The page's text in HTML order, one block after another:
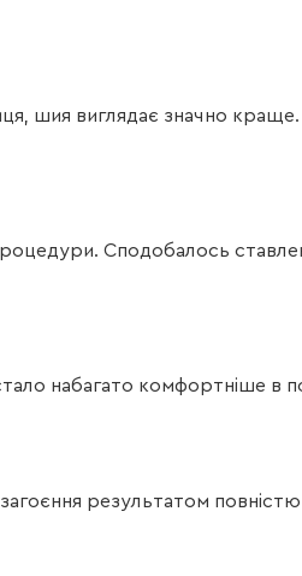
шия виглядає значно
Сподобалось
набагато комфортніше в
результатом